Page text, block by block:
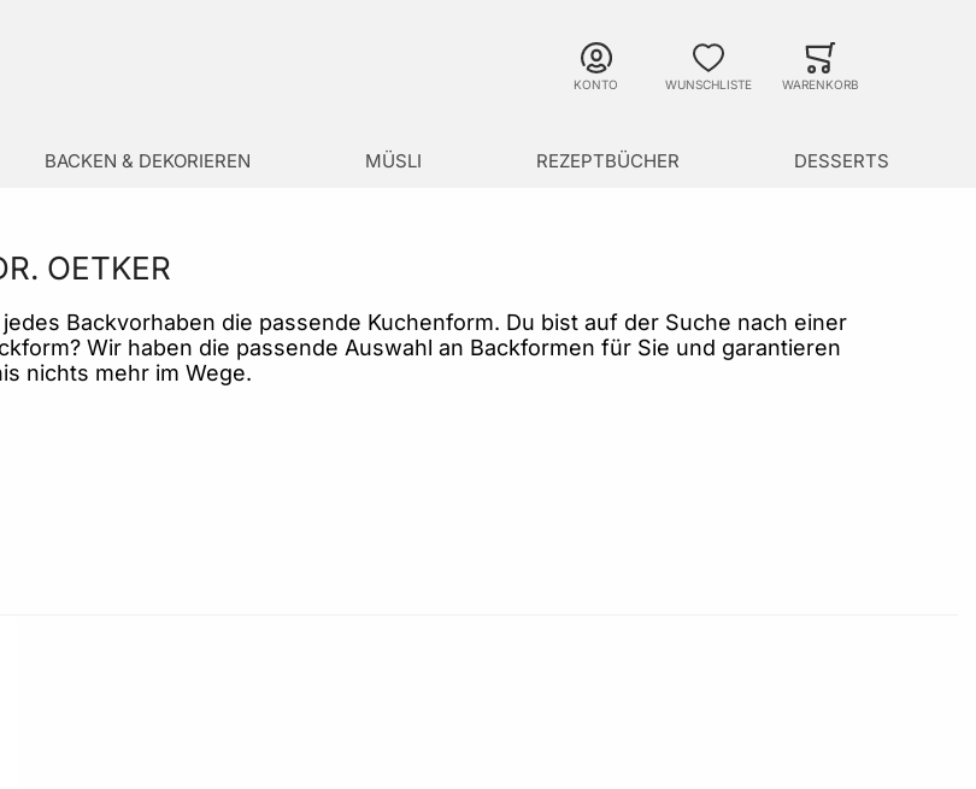
KONTO WUNSCHLISTE WARENKORB
BACKEN & DEKORIEREN MÜSLI REZEPTBÜCHER DESSERTS
OETKER
Backvorhaben die passende Kuchenform. Du bist auf der Suche nach einer
Wir haben die passende Auswahl an Backformen für Sie und garantieren
nichts mehr im Wege.